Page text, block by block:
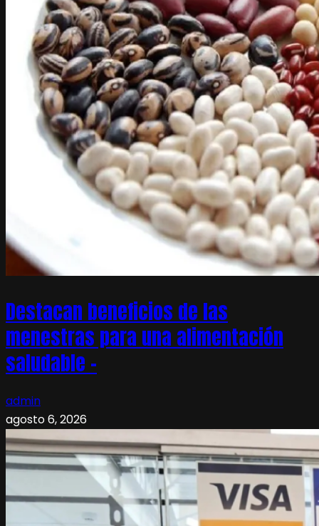
Destacan beneficios de las
menestras para una alimentación
saludable –
admin
agosto 6, 2026